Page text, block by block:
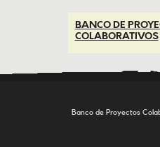
BANCO DE
COLABORATIVOS
Banco de Proyectos